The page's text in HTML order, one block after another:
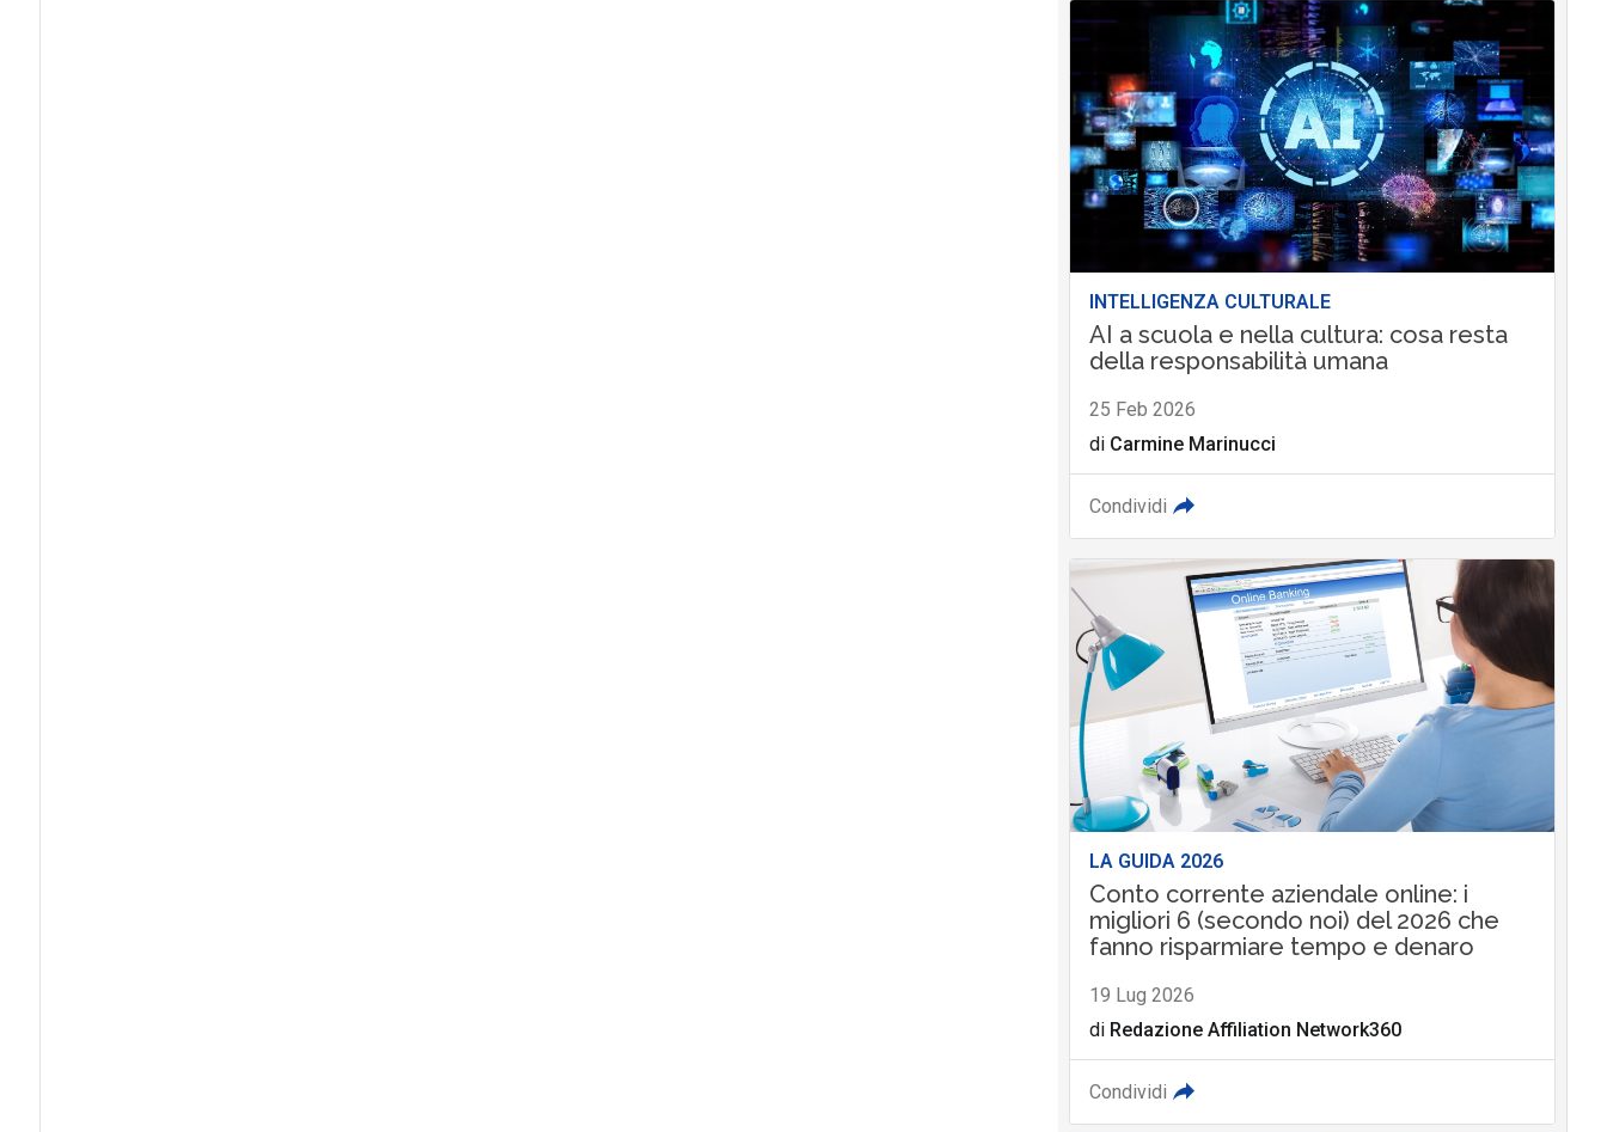
INTELLIGENZA CULTURALE
AI a scuola e nella cultura: cosa resta
della responsabilità umana
25 Feb 2026
di Carmine Marinucci
Condividi
LA GUIDA 2026
Conto corrente aziendale online: i
migliori 6 (secondo noi) del 2026 che
fanno risparmiare tempo e denaro
19 Lug 2026
di Redazione Affiliation Network360
Condividi